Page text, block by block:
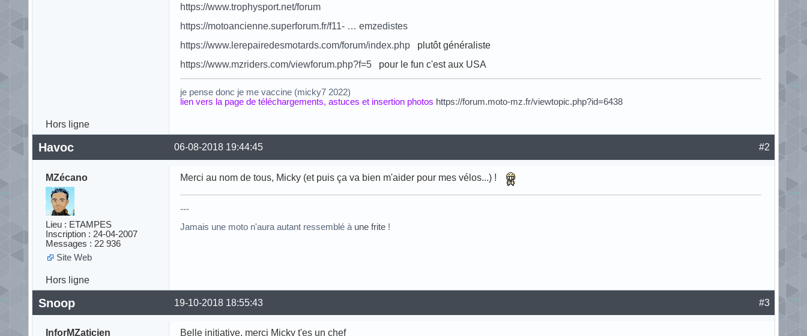
https://www.trophysport.net/forum
https://motoancienne.superforum.fr/f11- … emzedistes
https://www.lerepairedesmotards.com/forum/index.php plutôt généraliste
https://www.mzriders.com/viewforum.php?f=5 pour le fun c'est aux USA
je pense donc je me vaccine (micky7 2022)
lien vers la page de téléchargements, astuces et insertion photos https://forum.moto-mz.fr/viewtopic.php?id=6438
Hors ligne
#2
06-08-2018 19:44:45
Havoc
MZécano
Lieu : ETAMPES
Inscription : 24-04-2007
Messages : 22 936
Site Web
Merci au nom de tous, Micky (et puis ça va bien m'aider pour mes vélos...) !
---
Jamais une moto n'aura autant ressemblé à une frite !
Hors ligne
#3
19-10-2018 18:55:43
Snoop
InforMZaticien Belle initiative, merci Micky t'es un chef